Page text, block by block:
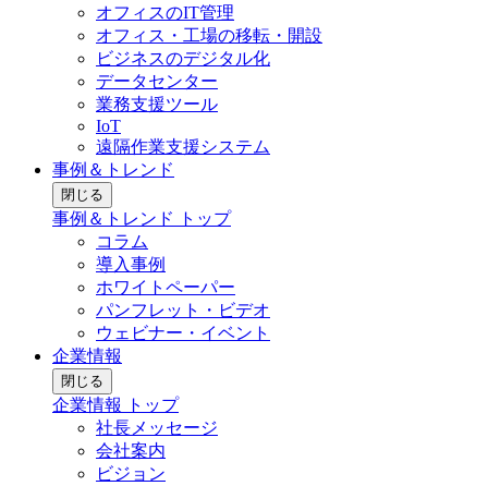
オフィスのIT管理
オフィス・工場の移転・開設
ビジネスのデジタル化
データセンター
業務支援ツール
IoT
遠隔作業支援システム
事例＆トレンド
閉じる
事例＆トレンド トップ
コラム
導入事例
ホワイトペーパー
パンフレット・ビデオ
ウェビナー・イベント
企業情報
閉じる
企業情報 トップ
社長メッセージ
会社案内
ビジョン